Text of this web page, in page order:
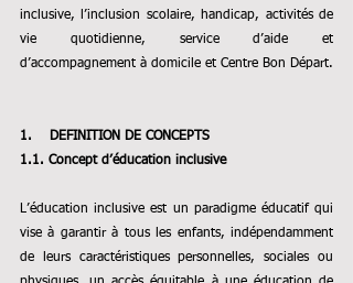
inclusive, l’inclusion scolaire, handicap, activités de
vie quotidienne,
d’accompagnement à domicile et Centre Bon Départ.
1.
DEFINITION DE CONCEPTS
1.1. Concept d’éducation inclusive
L’éducation inclusive est un paradigme éducatif qui
vise à garantir à tous les enfants, indépendamment
de leurs caractéristiques personnelles, sociales ou